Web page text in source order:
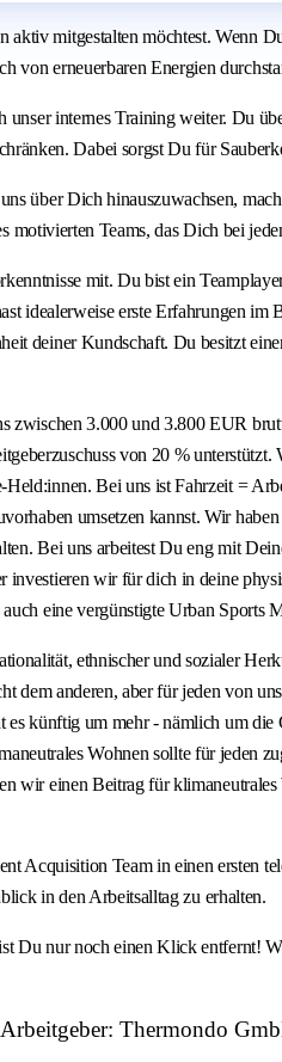
mitgestalten möchtest. Wenn
von erneuerbaren Energien
internes Training weiter. Du
Dabei sorgst Du für
über Dich hinauszuwachsen,
motivierten Teams, das Dich bei
mit. Du bist ein
idealerweise erste Erfahrungen
deiner Kundschaft. Du besitzt
3.000 und 3.800 EUR
von 20 %
Bei uns ist Fahrzeit =
umsetzen kannst. Wir
Bei uns arbeitest Du eng mit
wir für dich in deine
eine vergünstigte Urban
ethnischer und sozialer
anderen, aber für jeden von
künftig um mehr - nämlich um
Wohnen sollte für jeden
wir einen Beitrag für
Team in einen ersten
in den Arbeitsalltag zu erhalten.
Du nur noch einen Klick entfernt!
Thermondo